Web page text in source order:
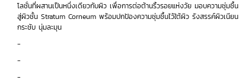
โลชั่นที่ผสานเป็นหนึ่งเดียวกับผิว เพื่อการต่อต้านริ้วรอยแห่งวัย มอบความชุ่มชื้น
สู่ผิวชั้น Stratum Corneum พร้อมปกป้องความชุ่มชื้นไว้ใต้ผิว รังสรรค์ผิวเนียน
กระชับ นุ่มละมุน
-
-
-